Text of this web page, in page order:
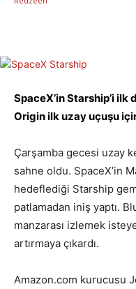
SpaceX’in Starship’i
Origin ilk uzay uçuşu
Çarşamba gecesi uzay
sahne oldu. SpaceX’in
hedeflediği Starship
patlamadan iniş yaptı.
manzarası izlemek
artırmaya çıkardı.
Amazon.com kurucusu